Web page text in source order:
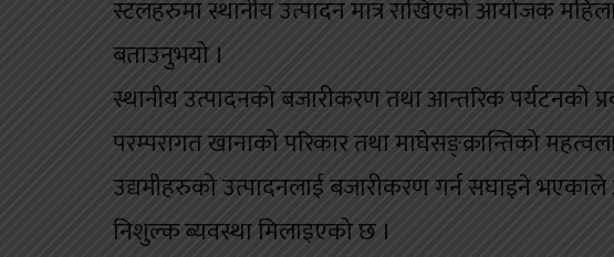
स्टलहरुमा स्थानीय उत्पादन मात्र राखिएको आयोजक
बताउनुभयो ।
स्थानीय उत्पादनको बजारीकरण तथा आन्तरिक पर्यटनको
परम्परागत खानाको परिकार तथा माघेसङ्क्रान्तिको
उद्यमीहरुको उत्पादनलाई बजारीकरण गर्न सघाइने
निशुल्क ब्यवस्था मिलाइएको छ ।